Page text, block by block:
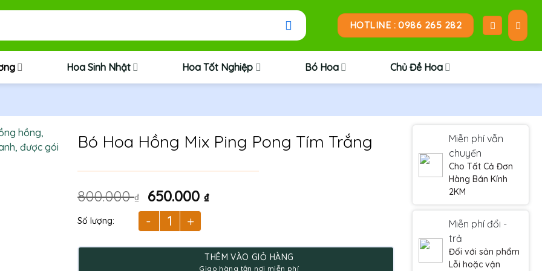
HOTLINE : 0986 265 282
Hoa Sinh Nhật Hoa Tốt Nghiệp Bó Hoa Chủ Đề Hoa
Bó Hoa Hồng Mix Ping Pong Tím Trắng
800.000₫
Giá
gốc
là:
650.000₫Giá
650.000 ₫.
Bó Hoa Hồng Mix Ping Pong Tím Trắng số lượng
THÊM VÀO GIỎ HÀNG
Miễn phí vẫn
chuyển
Cho Tất Cả Đơn
Hàng Bán Kính
2KM
Miễn phí đổi -
trả
Đối với sản phẩm
Lỗi hoặc vận